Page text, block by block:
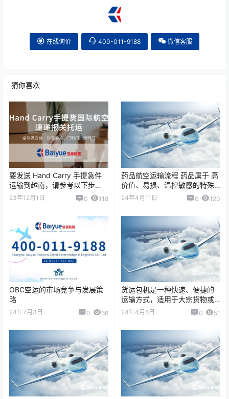
在线询价 400-011-9188 微信客服
猜你喜欢
要发送 Hand Carry 手提急件
运输到越南，请参考以下步
骤： 1. 选择一家靠谱的 Hand
23年12月1日 0 118
药品航空运输流程 药品属于 高
价值、易损、温控敏感的特殊
货物，在空运过程中需要严格
遵守运输规范，以确保药品质
量和安全。 …
24年4月11日 0 120
OBC空运的市场竞争与发展策
略
24年7月3日 0 66
货运包机是一种快速、便捷的
运输方式，适用于大宗货物或
者特殊货物的运输需求。货运
包机的运费主要取决于货物的
重量、体积、运输…
24年4月6日 0 51